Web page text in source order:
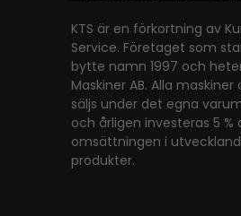
KTS är en förkortning av
Service. Företaget som
bytte namn 1997 och
Maskiner AB. Alla
säljs under det egna
och årligen investeras 5 %
omsättningen i
produkter.